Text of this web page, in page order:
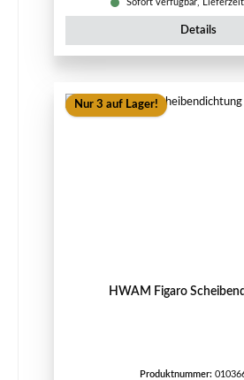
Sofort verfügbar,
Details
Nur 3 auf Lager!
HWAM Figaro
Produktnummer: